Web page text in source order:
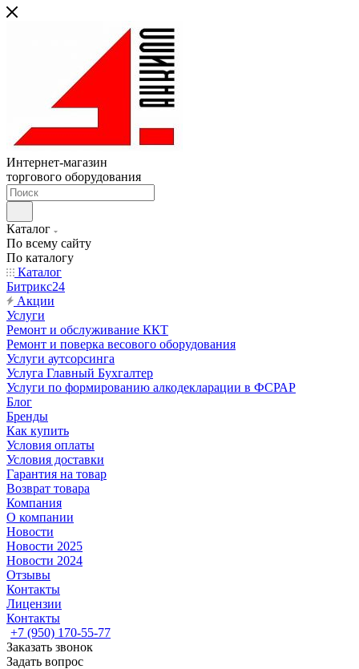
Интернет-магазин
торгового оборудования
Каталог
По всему сайту
По каталогу
Каталог
Битрикс24
Акции
Услуги
Ремонт и обслуживание ККТ
Ремонт и поверка весового оборудования
Услуги аутсорсинга
Услуга Главный Бухгалтер
Услуги по формированию алкодекларации в ФСРАР
Блог
Бренды
Как купить
Условия оплаты
Условия доставки
Гарантия на товар
Возврат товара
Компания
О компании
Новости
Новости 2025
Новости 2024
Отзывы
Контакты
Лицензии
Контакты
+7 (950) 170-55-77
Заказать звонок
Задать вопрос